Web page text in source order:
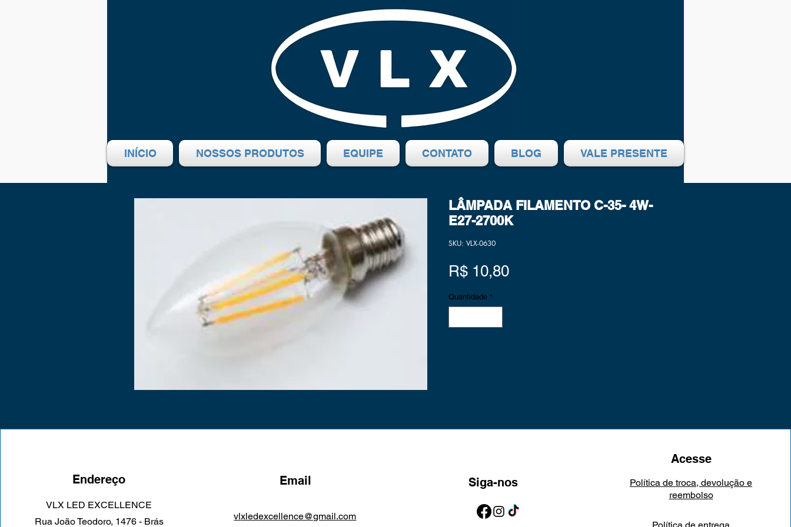
INÍCIO NOSSOS PRODUTOS EQUIPE CONTATO BLOG VALE PRESENTE
LÂMPADA FILAMENTO C-35- 4W-
E27-2700K
SKU: VLX-0630
R$ 10,80Preço
Quantidade *
Endereço
VLX LED EXCELLENCE
Rua João Teodoro, 1476 - Brás
Email
vlxledexcellence@gmail.com
Siga-nos
Acesse
Política de troca, devolução e
reembolso